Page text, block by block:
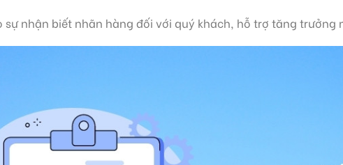
sự nhận biết nhãn hàng đối với quý khách, hỗ trợ tăng trưởng